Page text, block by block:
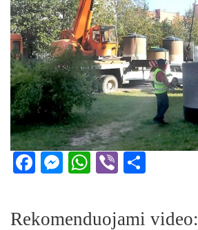
Facebook
Messenger
WhatsApp
Viber
Rekomenduojami video: